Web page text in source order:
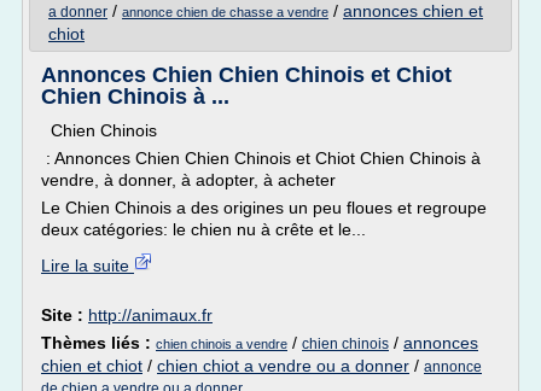
a donner / annonce chien de chasse a vendre / annonces chien et
chiot
Annonces Chien Chien Chinois et Chiot
Chien Chinois à ...
Chien Chinois
: Annonces Chien Chien Chinois et Chiot Chien Chinois à
vendre, à donner, à adopter, à acheter
Le Chien Chinois a des origines un peu floues et regroupe
deux catégories: le chien nu à crête et le...
Lire la suite
Site : http://animaux.fr
Thèmes liés : chien chinois a vendre / chien chinois / annonces
chien et chiot / chien chiot a vendre ou a donner / annonce